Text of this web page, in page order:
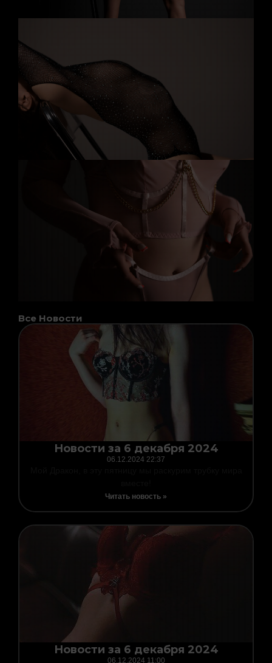
Все Новости
Новости за 6 декабря 2024
06.12.2024 22:37
Читать новость »
Новости за 6 декабря 2024
06.12.2024 11:00
PagePagePage Page